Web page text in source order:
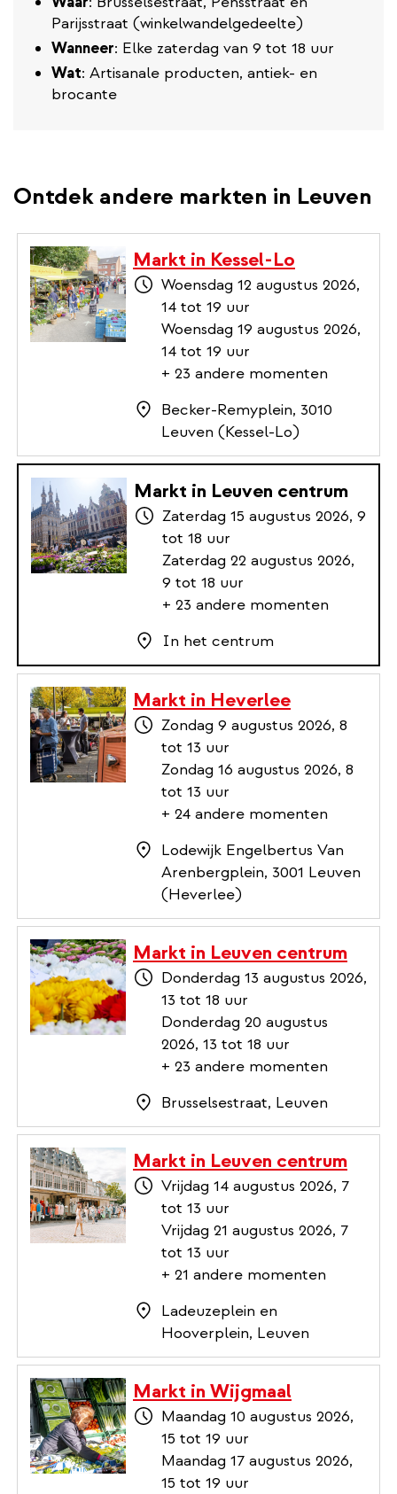
Parijsstraat (winkelwandelgedeelte)
Wanneer: Elke zaterdag van 9 tot 18 uur
Wat: Artisanale producten, antiek- en
brocante
Ontdek andere markten in Leuven
Markt in Kessel-Lo
Woensdag 12 augustus 2026,
14 tot 19 uur
Woensdag 19 augustus 2026,
14 tot 19 uur
+ 23 andere momenten
Becker-Remyplein, 3010
Leuven (Kessel-Lo)
Markt in Leuven centrum
Zaterdag 15 augustus 2026, 9
tot 18 uur
Zaterdag 22 augustus 2026,
9 tot 18 uur
+ 23 andere momenten
In het centrum
Markt in Heverlee
Zondag 9 augustus 2026, 8
tot 13 uur
Zondag 16 augustus 2026, 8
tot 13 uur
+ 24 andere momenten
Lodewijk Engelbertus Van
Arenbergplein, 3001 Leuven
(Heverlee)
Markt in Leuven centrum
Donderdag 13 augustus 2026,
13 tot 18 uur
Donderdag 20 augustus
2026, 13 tot 18 uur
+ 23 andere momenten
Brusselsestraat, Leuven
Markt in Leuven centrum
Vrijdag 14 augustus 2026, 7
tot 13 uur
Vrijdag 21 augustus 2026, 7
tot 13 uur
+ 21 andere momenten
Ladeuzeplein en
Hooverplein, Leuven
Markt in Wijgmaal
Maandag 10 augustus 2026,
15 tot 19 uur
Maandag 17 augustus 2026,
15 tot 19 uur